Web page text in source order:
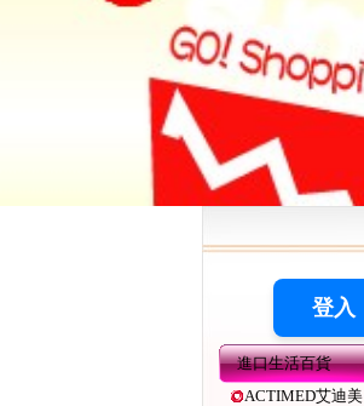
進口生活百貨
ACTIMED艾迪美